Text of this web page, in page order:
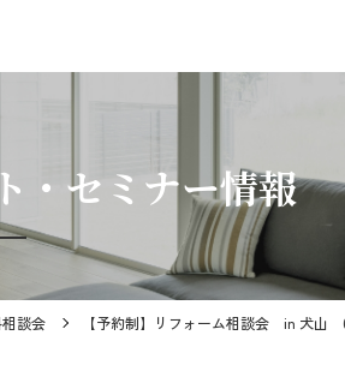
・セミナー情報
談会 【予約制】リフォーム相談会 in 犬山